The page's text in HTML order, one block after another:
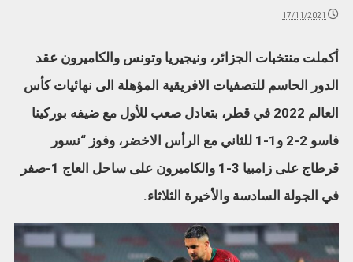
17/11/2021
أكملت منتخبات الجزائر، ونيجيريا وتونس والكاميرون عقد
الدور الحاسم للتصفيات الافريقية المؤهلة الى نهائيات كأس
العالم 2022 في قطر، بتعادل صعب للأول مع ضيفه بوركينا
فاسو 2-2 و1-1 للثاني مع الرأس الاخضر، وفوز “نسور
قرطاج على زامبيا 3-1 والكاميرون على ساحل العاج 1-صفر
في الجولة السادسة والأخيرة الثلاثاء.